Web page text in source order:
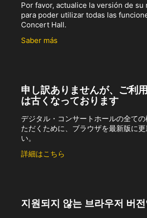
Por favor, actualice la versión de su
para poder utilizar todas las
Concert Hall.
Saber más
申し訳ありませんが、ご利
は古くなっております
デジタル・コンサートホールの全て
ただくために、ブラウザを最新版に
い。
詳細はこちら
지원되지 않는 브라우저 버